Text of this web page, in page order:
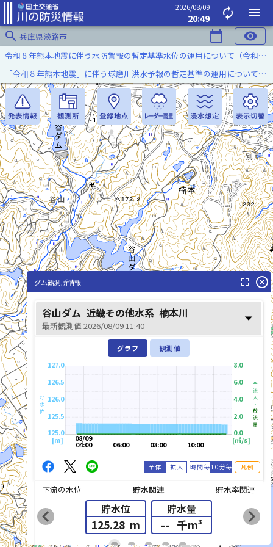
2026/08/09
20:49 autorenew
menu
search 兵庫県淡路市 calendar_today visibility
令和８年熊本地震に伴う水防警報の暫定基準水位の運用について（令和８年８月７日）
「令和８年熊本地震」に伴う球磨川洪水予報の暫定基準の運用について（令和８年８月５日）
list_alt
ダム観測所情報 fullscreen highlight_off
谷山ダム 近畿その他水系 楠本川
最新観測値 2026/08/09 11:40 arrow_drop_down
グラフ 観測値
125.0
125.5
126.0
126.5
127.0
[m]
貯水位
10:00
08:00
06:00
08/09
04:00
0.0
2.0
4.0
6.0
8.0
[㎥/s]
全流入・
放流量
全体 拡大 時間毎10分毎 凡例
下流の水位 貯水関連 貯水率関連
貯水位
125.28 m
貯水量
-- 千m³
chevron_left chevron_right